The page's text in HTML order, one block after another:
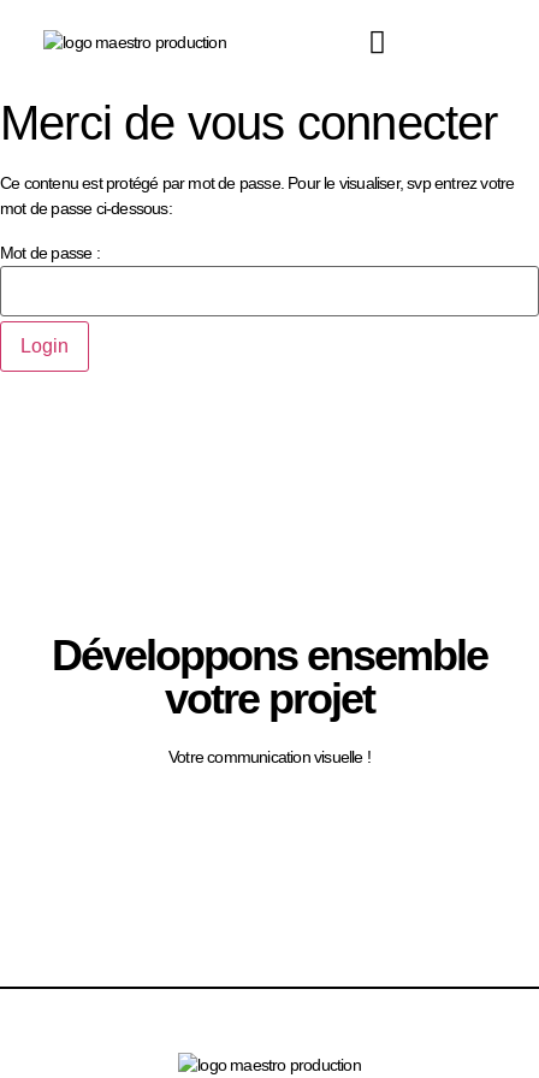
Merci de vous connecter
Ce contenu est protégé par mot de passe. Pour le visualiser, svp entrez votre
mot de passe ci-dessous:
Mot de passe :
Développons ensemble
votre projet
Votre communication visuelle !